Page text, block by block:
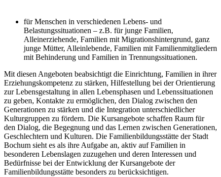
für Menschen in verschiedenen Lebens- und
Belastungssituationen – z.B. für junge Familien,
Alleinerziehende, Familien mit Migrationshintergrund, ganz
junge Mütter, Alleinlebende, Familien mit Familienmitgliedern
mit Behinderung und Familien in Trennungssituationen.
Mit diesen Angeboten beabsichtigt die Einrichtung, Familien in ihrer
Erziehungskompetenz zu stärken, Hilfestellung bei der Orientierung
zur Lebensgestaltung in allen Lebensphasen und Lebenssituationen
zu geben, Kontakte zu ermöglichen, den Dialog zwischen den
Generationen zu stärken und die Integration unterschiedlicher
Kulturgruppen zu fördern. Die Kursangebote schaffen Raum für
den Dialog, die Begegnung und das Lernen zwischen Generationen,
Geschlechtern und Kulturen. Die Familienbildungsstätte der Stadt
Bochum sieht es als ihre Aufgabe an, aktiv auf Familien in
besonderen Lebenslagen zuzugehen und deren Interessen und
Bedürfnisse bei der Entwicklung der Kursangebote der
Familienbildungsstätte besonders zu berücksichtigen.